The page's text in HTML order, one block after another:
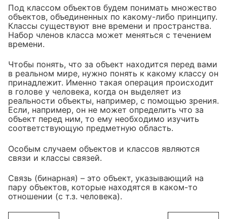
Под классом объектов будем понимать множество
объектов, объединенных по какому-либо принципу.
Классы существуют вне времени и пространства.
Набор членов класса может меняться с течением
времени.
Чтобы понять, что за объект находится перед вами
в реальном мире, нужно понять к какому классу он
принадлежит. Именно такая операция происходит
в голове у человека, когда он выделяет из
реальности объекты, например, с помощью зрения.
Если, например, он не может определить что за
объект перед ним, то ему необходимо изучить
соответствующую предметную область.
Особым случаем объектов и классов являются
связи и классы связей.
Связь (бинарная) – это объект, указывающий на
пару объектов, которые находятся в каком-то
отношении (с т.з. человека).